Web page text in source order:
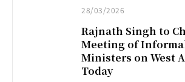
28/03/2026
Rajnath Singh to
Meeting of
Ministers on West
Today